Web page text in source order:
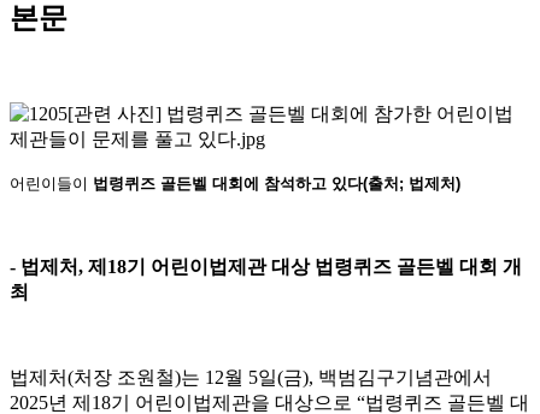
본문
어린이들이 법령퀴즈 골든벨 대회에 참석하고 있다(출처; 법제처)
- 법제처, 제 18기 어린이법제관 대상 법령퀴즈 골든벨 대회 개
최
법제처(처장 조원철)는 12월 5일(금), 백범김구기념관에서
2025년 제 18기 어린이법제관을 대상으로 “법령퀴즈 골든벨 대